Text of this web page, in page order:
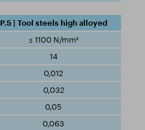
P.5 | Tool steels high alloyed
≤ 1100 N/mm²
14
0,012
0,032
0,05
0,063